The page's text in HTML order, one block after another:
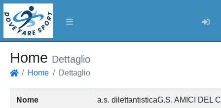
Home Dettaglio
Home Dettaglio
Nome a.s. dilettantisticaG.S. AMICI DEL